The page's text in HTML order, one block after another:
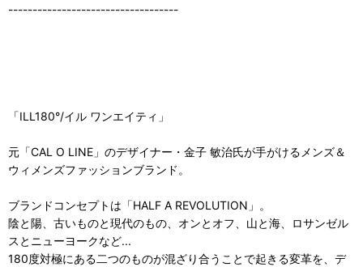
-----------------------------------
「ILL180°/イル ワンエイティ」
元「CAL O LINE」のデザイナー・金子 敏治氏が手がけるメンズ＆
ウィメンズファッションブランド。
ブランドコンセプトは「HALF A REVOLUTION」。
陰と陽、古いものと現代のもの、オンとオフ、山と海、ロサンゼル
スとニューヨークなど...
180度対極にある二つのものが混ざり合うことで起きる変革を、デ